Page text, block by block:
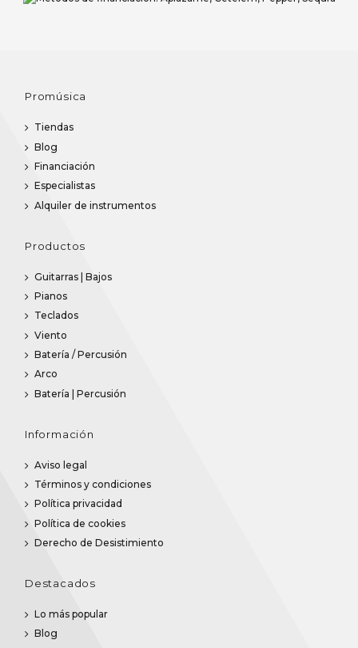
Promúsica
Tiendas
Blog
Financiación
Especialistas
Alquiler de instrumentos
Productos
Guitarras | Bajos
Pianos
Teclados
Viento
Batería / Percusión
Arco
Batería | Percusión
Información
Aviso legal
Términos y condiciones
Política privacidad
Política de cookies
Derecho de Desistimiento
Destacados
Lo más popular
Blog